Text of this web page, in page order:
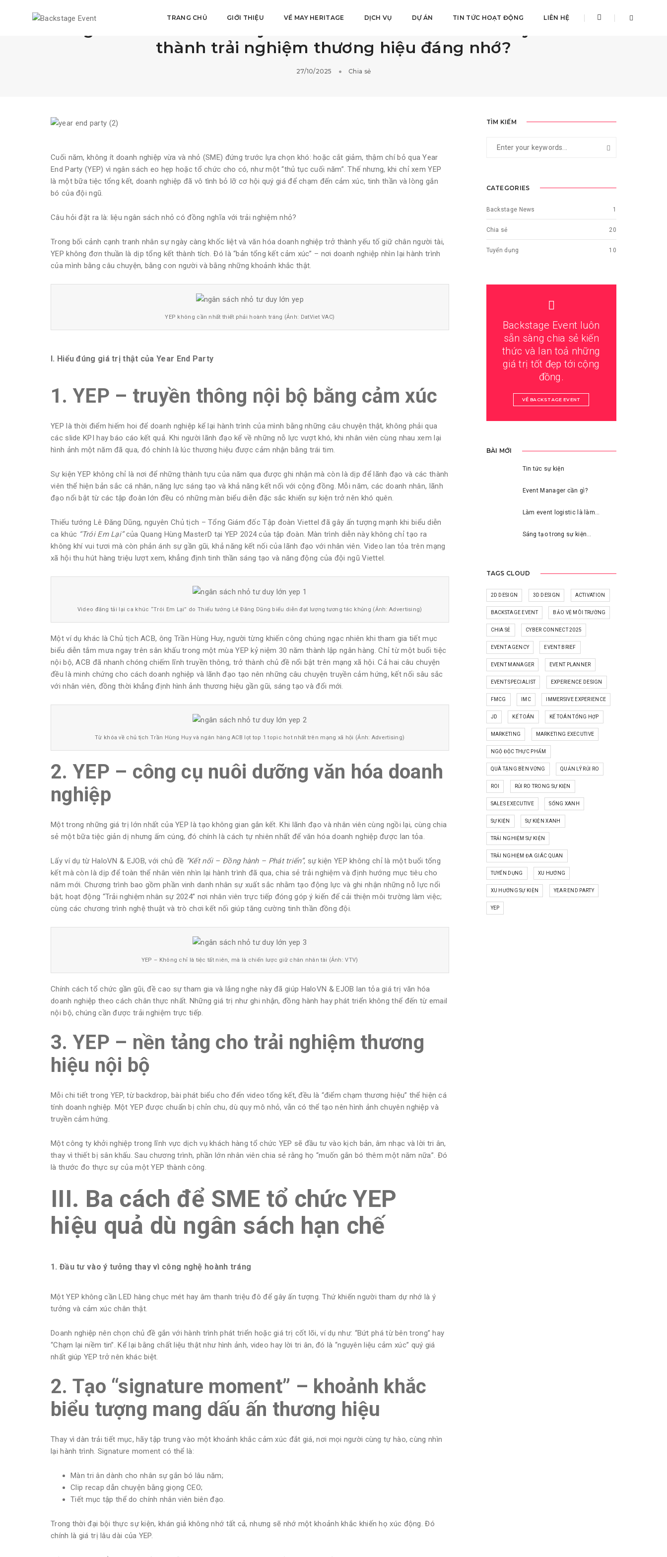
TRANG CHỦ GIỚI THIỆU VỀ MAY HERITAGE DỊCH VỤ DỰ ÁN TIN TỨC HOẠT ĐỘNG LIÊN HỆ
thành trải nghiệm thương hiệu đáng nhớ?
27/10/2025 Chia sẻ
Cuối năm, không ít doanh nghiệp vừa và nhỏ (SME) đứng trước lựa chọn khó: hoặc cắt giảm, thậm chí bỏ qua Year
End Party (YEP) vì ngân sách eo hẹp hoặc tổ chức cho có, như một “thủ tục cuối năm”. Thế nhưng, khi chỉ xem YEP
là một bữa tiệc tổng kết, doanh nghiệp đã vô tình bỏ lỡ cơ hội quý giá để chạm đến cảm xúc, tinh thần và lòng gắn
bó của đội ngũ.
Câu hỏi đặt ra là: liệu ngân sách nhỏ có đồng nghĩa với trải nghiệm nhỏ?
Trong bối cảnh cạnh tranh nhân sự ngày càng khốc liệt và văn hóa doanh nghiệp trở thành yếu tố giữ chân người tài,
YEP không đơn thuần là dịp tổng kết thành tích. Đó là “bản tổng kết cảm xúc” – nơi doanh nghiệp nhìn lại hành trình
của mình bằng câu chuyện, bằng con người và bằng những khoảnh khắc thật.
YEP không cần nhất thiết phải hoành tráng (Ảnh: DatViet VAC)
I. Hiểu đúng giá trị thật của Year End Party
1. YEP – truyền thông nội bộ bằng cảm xúc
YEP là thời điểm hiếm hoi để doanh nghiệp kể lại hành trình của mình bằng những câu chuyện thật, không phải qua
các slide KPI hay báo cáo kết quả. Khi người lãnh đạo kể về những nỗ lực vượt khó, khi nhân viên cùng nhau xem lại
hình ảnh một năm đã qua, đó chính là lúc thương hiệu được cảm nhận bằng trái tim.
Sự kiện YEP không chỉ là nơi để những thành tựu của năm qua được ghi nhận mà còn là dịp để lãnh đạo và các thành
viên thể hiện bản sắc cá nhân, năng lực sáng tạo và khả năng kết nối với cộng đồng. Mỗi năm, các doanh nhân, lãnh
đạo nổi bật từ các tập đoàn lớn đều có những màn biểu diễn đặc sắc khiến sự kiện trở nên khó quên.
Thiếu tướng Lê Đăng Dũng, nguyên Chủ tịch – Tổng Giám đốc Tập đoàn Viettel đã gây ấn tượng mạnh khi biểu diễn
ca khúc “Trói Em Lại”của Quang Hùng MasterD tại YEP 2024 của tập đoàn. Màn trình diễn này không chỉ tạo ra
không khí vui tươi mà còn phản ánh sự gần gũi, khả năng kết nối của lãnh đạo với nhân viên. Video lan tỏa trên mạng
xã hội thu hút hàng triệu lượt xem, khẳng định tinh thần sáng tạo và năng động của đội ngũ Viettel.
Video đăng tải lại ca khúc “Trói Em Lại” do Thiếu tướng Lê Đăng Dũng biểu diễn đạt lượng tương tác khủng (Ảnh: Advertising)
Một ví dụ khác là Chủ tịch ACB, ông Trần Hùng Huy, người từng khiến công chúng ngạc nhiên khi tham gia tiết mục
biểu diễn tắm mưa ngay trên sân khấu trong một mùa YEP kỷ niệm 30 năm thành lập ngân hàng. Chỉ từ một buổi tiệc
nội bộ, ACB đã nhanh chóng chiếm lĩnh truyền thông, trở thành chủ đề nổi bật trên mạng xã hội. Cả hai câu chuyện
đều là minh chứng cho cách doanh nghiệp và lãnh đạo tạo nên những câu chuyện truyền cảm hứng, kết nối sâu sắc
với nhân viên, đồng thời khẳng định hình ảnh thương hiệu gần gũi, sáng tạo và đổi mới.
Từ khóa về chủ tịch Trần Hùng Huy và ngân hàng ACB lọt top 1 topic hot nhất trên mạng xã hội (Ảnh: Advertising)
2. YEP – công cụ nuôi dưỡng văn hóa doanh
nghiệp
Một trong những giá trị lớn nhất của YEP là tạo không gian gắn kết. Khi lãnh đạo và nhân viên cùng ngồi lại, cùng chia
sẻ một bữa tiệc giản dị nhưng ấm cúng, đó chính là cách tự nhiên nhất để văn hóa doanh nghiệp được lan tỏa.
Lấy ví dụ từ HaloVN & EJOB, với chủ đề “Kết nối – Đồng hành – Phát triển”, sự kiện YEP không chỉ là một buổi tổng
kết mà còn là dịp để toàn thể nhân viên nhìn lại hành trình đã qua, chia sẻ trải nghiệm và định hướng mục tiêu cho
năm mới. Chương trình bao gồm phần vinh danh nhân sự xuất sắc nhằm tạo động lực và ghi nhận những nỗ lực nổi
bật; hoạt động “Trải nghiệm nhân sự 2024” nơi nhân viên trực tiếp đóng góp ý kiến để cải thiện môi trường làm việc;
cùng các chương trình nghệ thuật và trò chơi kết nối giúp tăng cường tinh thần đồng đội.
YEP – Không chỉ là tiệc tất niên, mà là chiến lược giữ chân nhân tài (Ảnh: VTV)
Chính cách tổ chức gần gũi, đề cao sự tham gia và lắng nghe này đã giúp HaloVN & EJOB lan tỏa giá trị văn hóa
doanh nghiệp theo cách chân thực nhất. Những giá trị như ghi nhận, đồng hành hay phát triển không thể đến từ email
nội bộ, chúng cần được trải nghiệm trực tiếp.
3. YEP – nền tảng cho trải nghiệm thương
hiệu nội bộ
Mỗi chi tiết trong YEP, từ backdrop, bài phát biểu cho đến video tổng kết, đều là “điểm chạm thương hiệu” thể hiện cá
tính doanh nghiệp. Một YEP được chuẩn bị chỉn chu, dù quy mô nhỏ, vẫn có thể tạo nên hình ảnh chuyên nghiệp và
truyền cảm hứng.
Một công ty khởi nghiệp trong lĩnh vực dịch vụ khách hàng tổ chức YEP sẽ đầu tư vào kịch bản, âm nhạc và lời tri ân,
thay vì thiết bị sân khấu. Sau chương trình, phần lớn nhân viên chia sẻ rằng họ “muốn gắn bó thêm một năm nữa”. Đó
là thước đo thực sự của một YEP thành công.
III. Ba cách để SME tổ chức YEP
hiệu quả dù ngân sách hạn chế
1. Đầu tư vào ý tưởng thay vì công nghệ hoành tráng
Một YEP không cần LED hàng chục mét hay âm thanh triệu đô để gây ấn tượng. Thứ khiến người tham dự nhớ là ý
tưởng và cảm xúc chân thật.
Doanh nghiệp nên chọn chủ đề gắn với hành trình phát triển hoặc giá trị cốt lõi, ví dụ như: “Bứt phá từ bên trong” hay
“Chạm lại niềm tin”. Kể lại bằng chất liệu thật như hình ảnh, video hay lời tri ân, đó là “nguyên liệu cảm xúc” quý giá
nhất giúp YEP trở nên khác biệt.
2. Tạo “signature moment” – khoảnh khắc
biểu tượng mang dấu ấn thương hiệu
Thay vì dàn trải tiết mục, hãy tập trung vào một khoảnh khắc cảm xúc đắt giá, nơi mọi người cùng tự hào, cùng nhìn
lại hành trình. Signature moment có thể là:
Màn tri ân dành cho nhân sự gắn bó lâu năm;
Clip recap dẫn chuyện bằng giọng CEO;
Tiết mục tập thể do chính nhân viên biên đạo.
Trong thời đại bội thực sự kiện, khán giả không nhớ tất cả, nhưng sẽ nhớ một khoảnh khắc khiến họ xúc động. Đó
chính là giá trị lâu dài của YEP.
TÌM KIẾM
CATEGORIES
Backstage News 1
Chia sẻ 20
Tuyển dụng 10
Backstage Event luôn
sẵn sàng chia sẻ kiến
thức và lan toả những
giá trị tốt đẹp tới cộng
đồng.
VỀ BACKSTAGE EVENT
BÀI MỚI
Tin tức sự kiện
Event Manager cần gì?
Làm event logistic là làm…
Sáng tạo trong sự kiện…
TAGS CLOUD
2D DESIGN 3D DESIGN ACTIVATION
BACKSTAGE EVENT BẢO VỆ MÔI TRƯỜNG
CHIA SẺ CYBER CONNECT 2025
EVENT AGENCY EVENT BRIEF
EVENT MANAGER EVENT PLANNER
EVENT SPECIALIST EXPERIENCE DESIGN
FMCG IMC IMMERSIVE EXPERIENCE
JD KẾ TOÁN KẾ TOÁN TỔNG HỢP
MARKETING MARKETING EXECUTIVE
NGỘ ĐỘC THỰC PHẨM
QUÀ TẶNG BỀN VỮNG QUẢN LÝ RỦI RO
ROI RỦI RO TRONG SỰ KIỆN
SALES EXECUTIVE SỐNG XANH
SỰ KIỆN SỰ KIỆN XANH
TRẢI NGHIỆM SỰ KIỆN
TRẢI NGHIỆM ĐA GIÁC QUAN
TUYỂN DỤNG XU HƯỚNG
XU HƯỚNG SỰ KIỆN YEAR END PARTY
YEP